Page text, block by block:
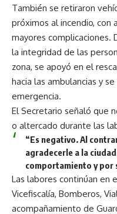
También se retiraron
próximos al incendio, con
mayores complicaciones.
la integridad de las
zona, se apoyó en el
hacia las ambulancias y
emergencia.
El Secretario señaló que
o altercado durante las
“Es negativo. Al
agradecerle a la
comportamiento y por
Las labores continúan en
Vicefiscalía, Bomberos,
acompañamiento de